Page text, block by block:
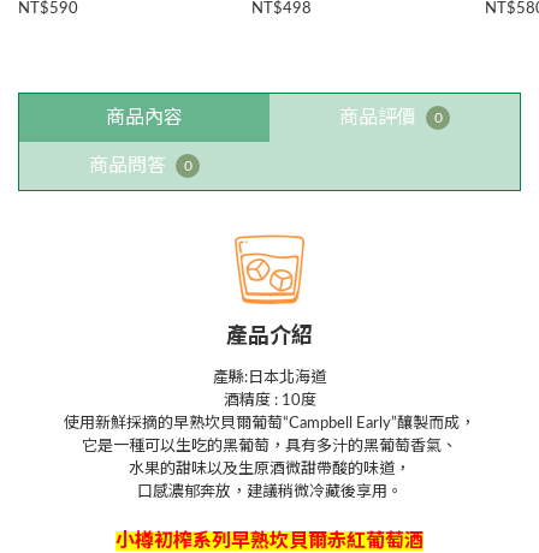
NT$590 NT$498
商品內容 商品評價 0
商品問答 0
產品介紹
產縣:日本北海道
酒精度 : 10度
使用新鮮採摘的早熟坎貝爾葡萄“Campbell Early”釀製而成，
它是一種可以生吃的黑葡萄，具有多汁的黑葡萄香氣、
水果的甜味以及生原酒微甜帶酸的味道，
口感濃郁奔放，建議稍微冷藏後享用。
小樽初榨系列早熟坎貝爾赤紅葡萄酒